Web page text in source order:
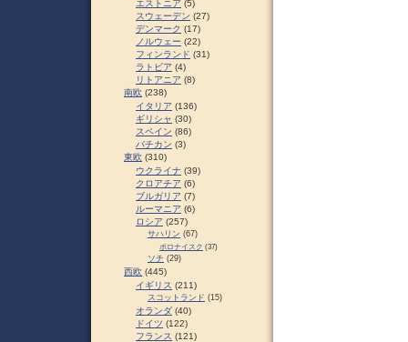
エストニア (5)
スウェーデン (27)
デンマーク (17)
ノルウェー (22)
フィンランド (31)
ラトビア (4)
リトアニア (8)
南欧 (238)
イタリア (136)
ギリシャ (30)
スペイン (86)
バチカン (3)
東欧 (310)
ウクライナ (39)
クロアチア (6)
ブルガリア (7)
ルーマニア (6)
ロシア (257)
サハリン (67)
ポロナイスク (37)
ソチ (29)
西欧 (445)
イギリス (211)
スコットランド (15)
オランダ (40)
ドイツ (122)
フランス (121)